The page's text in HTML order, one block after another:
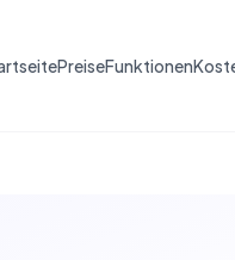
PreiseFunktionen